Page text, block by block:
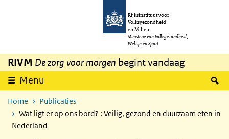
Overslaan en naar de inhoud gaan
Rijksinstituut voor
Volksgezondheid
en Milieu
Ministerie van Volksgezondheid,
Welzijn en Sport
RIVM De zorg voor morgen begint vandaag
Menu
Home
Publicaties
Wat ligt er op ons bord? : Veilig, gezond en duurzaam eten in
Nederland